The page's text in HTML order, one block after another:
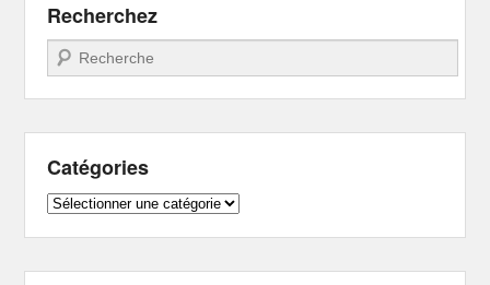
Recherchez
Recherche
Catégories
Catégories